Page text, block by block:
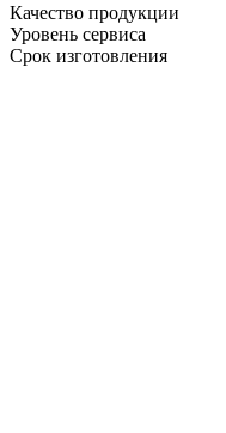
Качество продукции
Уровень сервиса
Срок изготовления